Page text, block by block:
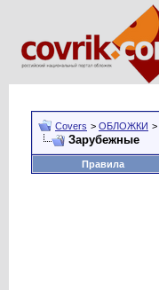
Covers > ОБЛОЖКИ >
Зарубежные
Правила